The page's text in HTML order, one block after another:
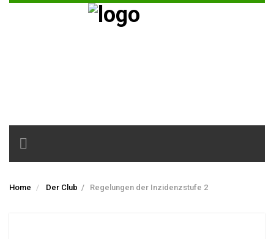
Toggle
navigation
Home Der Club / Regelungen der Inzidenzstufe 2